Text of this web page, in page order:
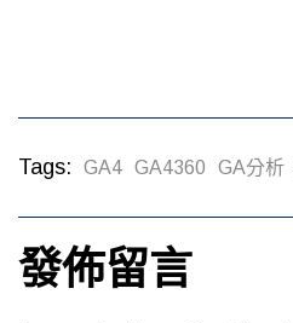
Tags: GA4 GA4360 GA分析
發佈留言